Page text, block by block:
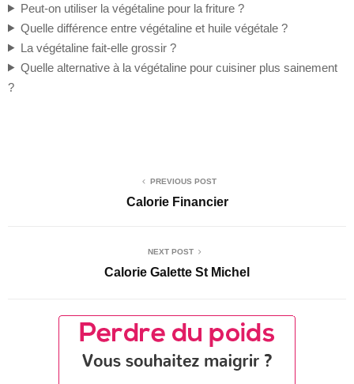
Peut-on utiliser la végétaline pour la friture ?
Quelle différence entre végétaline et huile végétale ?
La végétaline fait-elle grossir ?
Quelle alternative à la végétaline pour cuisiner plus sainement
?
PREVIOUS POST
Calorie Financier
NEXT POST
Calorie Galette St Michel